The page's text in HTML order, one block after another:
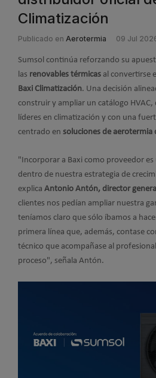
Climatización
Publicado en Aerotermia 09 Jul
Sumsol continúa reforzando su
las renovables térmicas al convertirse
Baxi Climatización. Una decisión
construir y ampliar un catálogo
líderes en climatización y con una
centrado en soluciones de aerotermia
"Incorporar a Baxi como proveedor
dentro de nuestra estrategia de
explica Antonio Antón, director
clientes nos pedían ampliar nuestra
teníamos claro que sólo íbamos a
primera línea que, además, contase
técnico que acompañase al
proceso", señala Antón.